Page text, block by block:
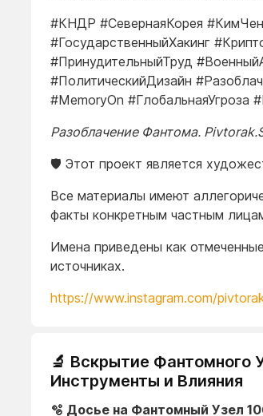
#КНДР #СевернаяКорея
#ГосударственныйХакинг
#ПринудительныйТруд
#ПолитическийДизайн
#MemoryOn #ГлобальнаяУгроза
Разоблачение Фантома.
🛡️ Этот проект является
Все материалы имеют
факты конкретным частным
Имена приведены как
источниках.
https://www.instagram.com/
🔬 Вскрытие
Инструменты и Влияния
🫧 Досье на Фантомный Узел